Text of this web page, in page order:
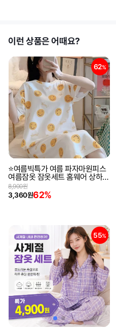
이런 상품은 어때요?
62%
⭐여름빅특가 여름 파자마원피스
여름잠옷 잠옷세트 홈웨어 상하세
트
3,360원62%
8,900원
55%